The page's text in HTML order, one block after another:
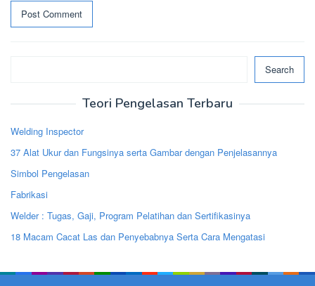
Search
Teori Pengelasan Terbaru
Welding Inspector
37 Alat Ukur dan Fungsinya serta Gambar dengan Penjelasannya
Simbol Pengelasan
Fabrikasi
Welder : Tugas, Gaji, Program Pelatihan dan Sertifikasinya
18 Macam Cacat Las dan Penyebabnya Serta Cara Mengatasi